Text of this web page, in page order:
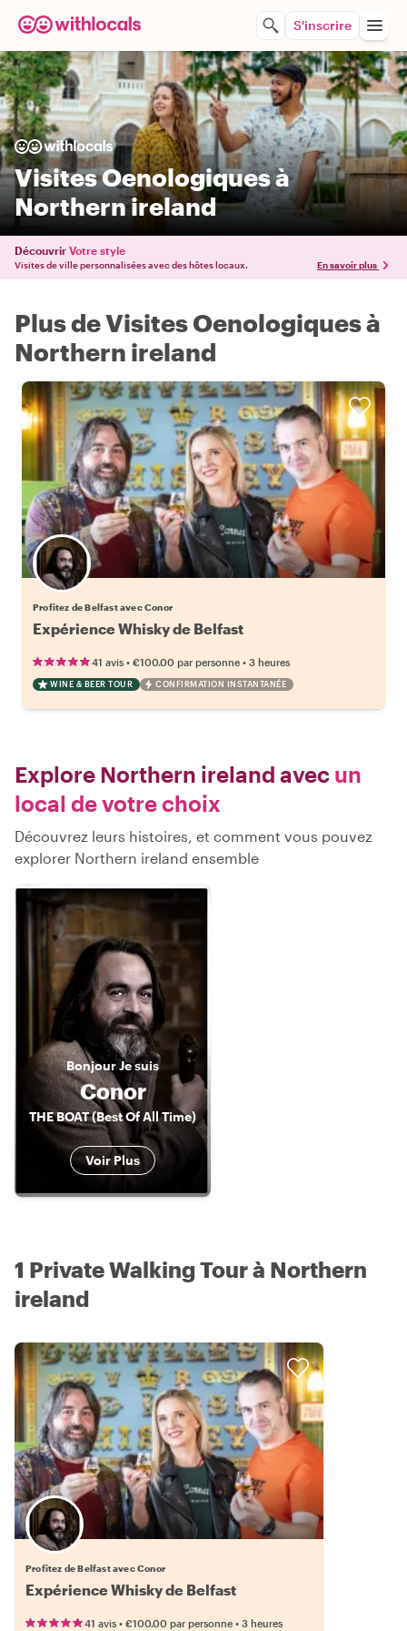
S'inscrire
Visites Oenologiques à
Northern ireland
Découvrir Votre style
Visites de ville personnalisées avec des hôtes locaux. En savoir plus
Plus de Visites Oenologiques à
Northern ireland
Profitez de Belfast avec Conor
Expérience Whisky de Belfast
41 avis • €100.00 par personne • 3 heures
WINE & BEER TOUR CONFIRMATION INSTANTANÉE
Explore Northern ireland avec un
local de votre choix
Découvrez leurs histoires, et comment vous pouvez
explorer Northern ireland ensemble
BonjourJe suis
Conor
THE BOAT (Best Of All Time)
Voir Plus
1 Private Walking Tour à Northern
ireland
Profitez de Belfast avec Conor
Expérience Whisky de Belfast
41 avis • €100.00 par personne • 3 heures